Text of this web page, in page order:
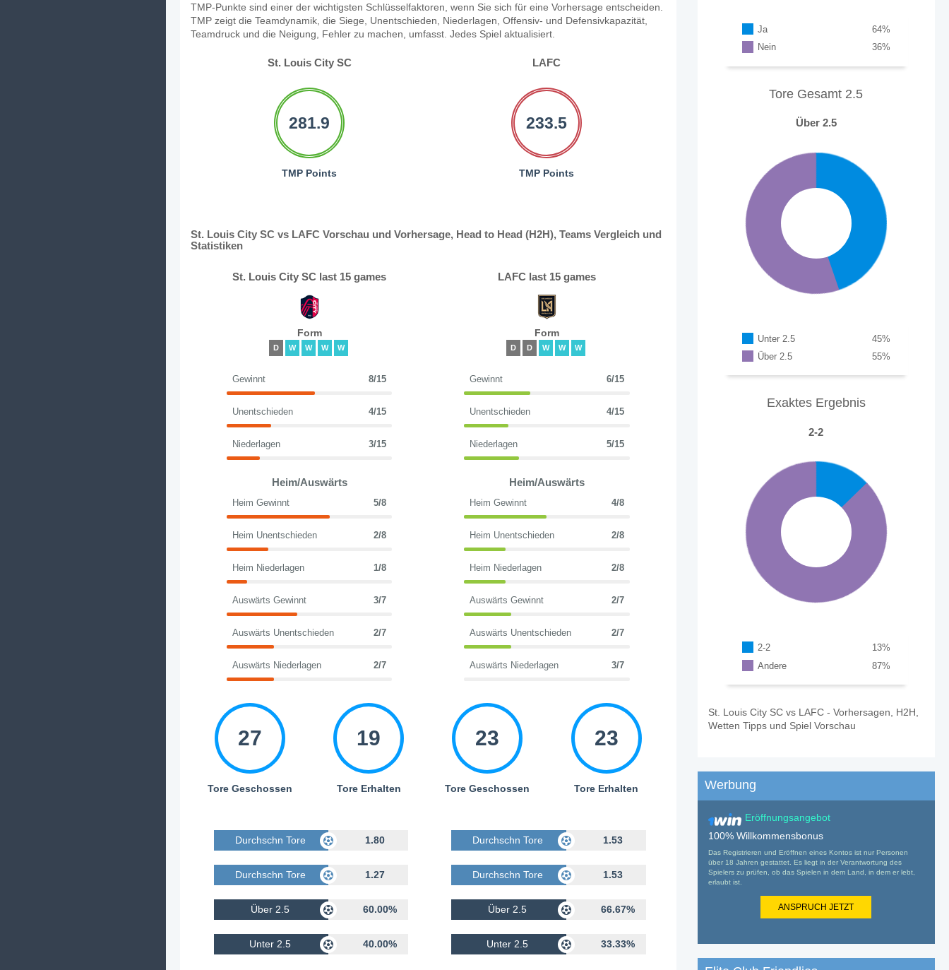
TMP-Punkte sind einer der wichtigsten Schlüsselfaktoren, wenn Sie sich für eine Vorhersage entscheiden.
TMP zeigt die Teamdynamik, die Siege, Unentschieden, Niederlagen, Offensiv- und Defensivkapazität,
Teamdruck und die Neigung, Fehler zu machen, umfasst. Jedes Spiel aktualisiert.
St. Louis City SC LAFC
281.9
TMP Points
233.5
TMP Points
St. Louis City SC vs LAFC Vorschau und Vorhersage, Head to Head (H2H), Teams Vergleich und
Statistiken
St. Louis City SC last 15 games
Form
D W W W W
Gewinnt 8/15
Unentschieden 4/15
Niederlagen 3/15
Heim/Auswärts
Heim Gewinnt 5/8
Heim Unentschieden 2/8
Heim Niederlagen 1/8
Auswärts Gewinnt 3/7
Auswärts Unentschieden 2/7
Auswärts Niederlagen 2/7
27
Tore Geschossen
19
Tore Erhalten
Durchschn Tore Geschossen 1.80
Durchschn Tore Erhalten 1.27
Über 2.5 60.00%
Unter 2.5 40.00%
LAFC last 15 games
Form
D D W W W
Gewinnt 6/15
Unentschieden 4/15
Niederlagen 5/15
Heim/Auswärts
Heim Gewinnt 4/8
Heim Unentschieden 2/8
Heim Niederlagen 2/8
Auswärts Gewinnt 2/7
Auswärts Unentschieden 2/7
Auswärts Niederlagen 3/7
23
Tore Geschossen
23
Tore Erhalten
Durchschn Tore Geschossen 1.53
Durchschn Tore Erhalten 1.53
Über 2.5 66.67%
Unter 2.5 33.33%
Ja %
64
Nein
%
36
Tore Gesamt 2.5
Über 2.5
Unter 2.5 %
45
Über 2.5
%
55
Exaktes Ergebnis
2-2
2-2 %
13
Andere
%
87
St. Louis City SC vs LAFC - Vorhersagen, H2H,
Wetten Tipps und Spiel Vorschau
Werbung
Eröffnungsangebot
100% Willkommensbonus
Das Registrieren und Eröffnen eines Kontos ist nur Personen
über 18 Jahren gestattet. Es liegt in der Verantwortung des
Spielers zu prüfen, ob das Spielen in dem Land, in dem er lebt,
erlaubt ist.
ANSPRUCH JETZT